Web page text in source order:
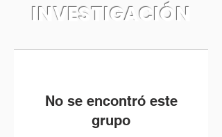
INVESTIGACIÓN
No se encontró este
grupo